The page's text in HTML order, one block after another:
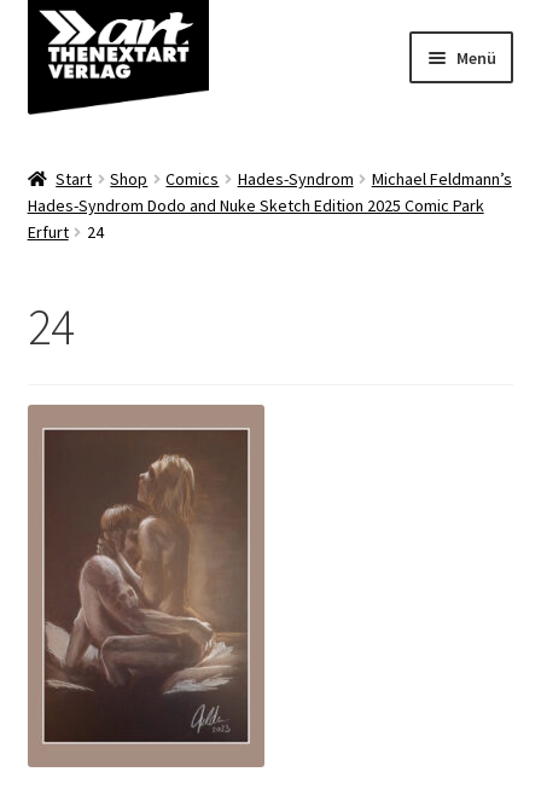
Zur
Navigation
springen
Zum
Inhalt
springen
Menü
Shop
Start Shop Comics Hades-Syndrom
Michael Feldmann’s
Hades-Syndrom Dodo and Nuke Sketch Edition 2025 Comic Park
Erfurt
24
24